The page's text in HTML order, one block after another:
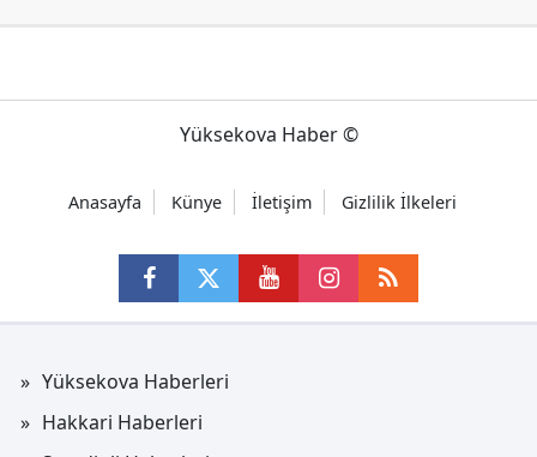
Yüksekova Haber ©
Anasayfa Künye İletişim Gizlilik İlkeleri
Yüksekova Haberleri
Hakkari Haberleri